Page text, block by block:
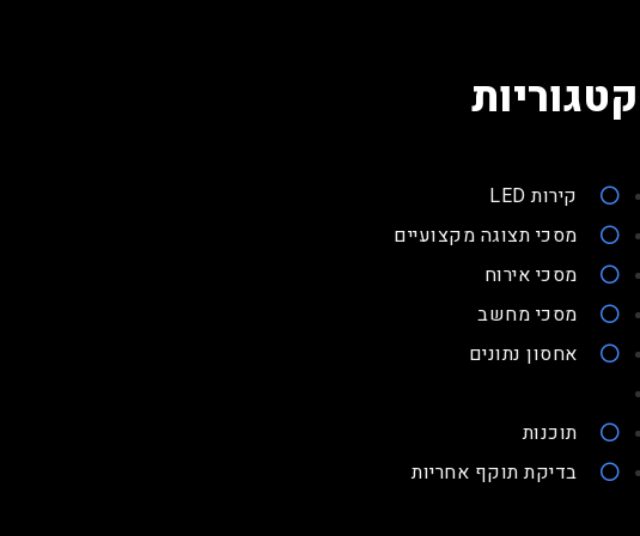
קטגוריות
קירות LED
מסכי תצוגה מקצועיים
מסכי אירוח
מסכי מחשב
אחסון נתונים
תוכנות
בדיקת תוקף אחריות